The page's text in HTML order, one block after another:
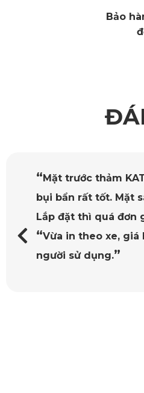
1.1. Thiết Kế Chính Xác –
1.2. Cấu Tạo Chất Lượng
Bề mặt của thảm lót sàn ô tô
tốt, tăng khả năng ma sát với
2. Sự Kết Hợp
Bảo
“ Mặt trước thảm
bụi bẩn rất tốt. Mặt
Lắp đặt thì quá đơn
“Vừa in theo xe, giá
người sử dụng.”